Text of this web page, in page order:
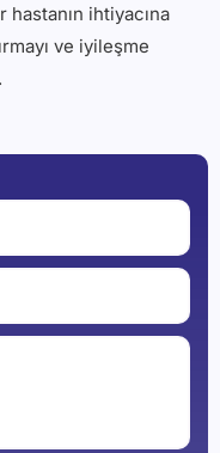
hastanın ihtiyacına
ve iyileşme